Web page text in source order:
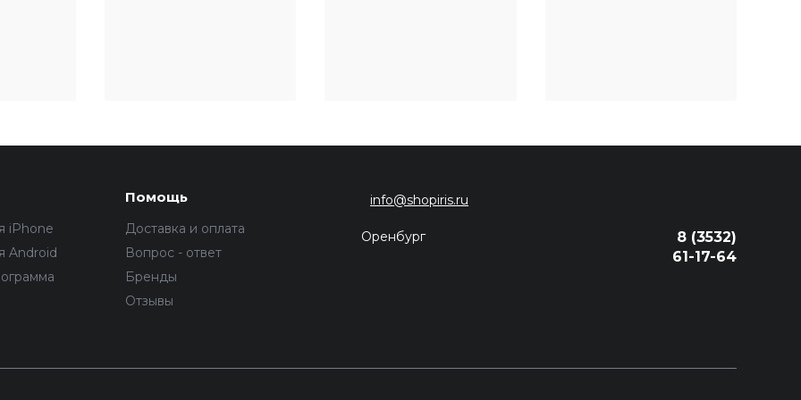
iPhone
Android
Помощь
Доставка и оплата
Вопрос - ответ
Бренды
Отзывы
info@shopiris.ru
Оренбург
8 (3532)
61-17-64